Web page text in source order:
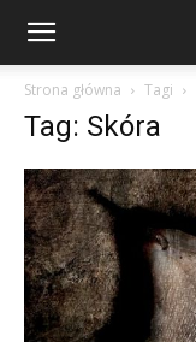
arytmia.eu
Strona główna Tagi
Tag: Skóra